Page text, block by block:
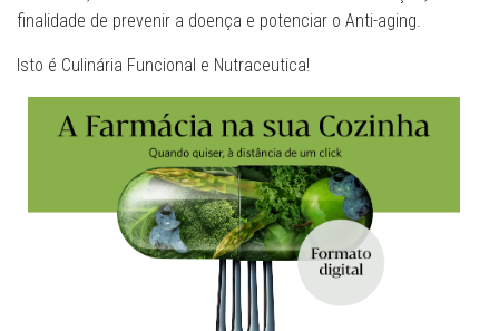
finalidade de prevenir a doença e potenciar o Anti-aging.
Isto é Culinária Funcional e Nutraceutica!